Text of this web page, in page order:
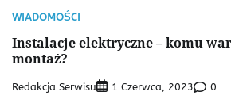
WIADOMOŚCI
Instalacje elektryczne – komu
montaż?
Redakcja Serwisu 1 Czerwca, 2023 0